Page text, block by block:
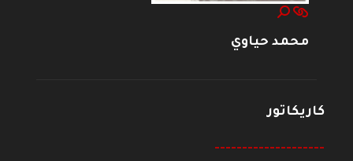
محمد حياوي
كاريكاتور
--------------------